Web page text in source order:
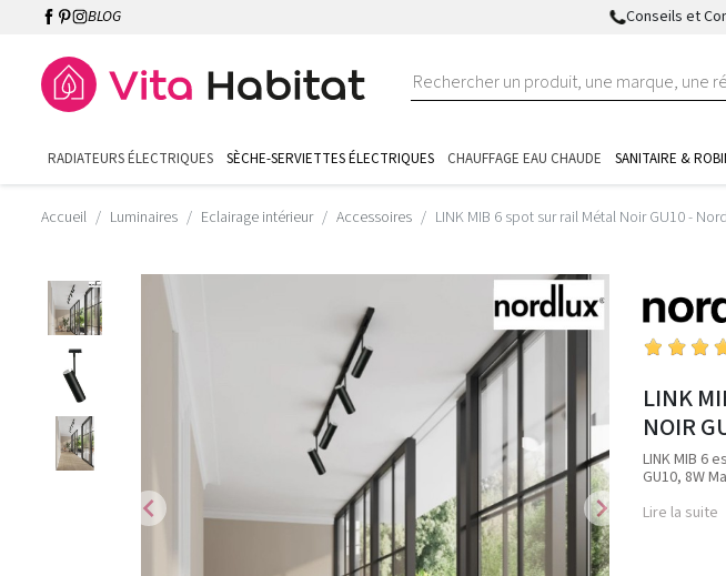
BLOG Conseils et
RADIATEURS ÉLECTRIQUES SÈCHE-SERVIETTES ÉLECTRIQUES CHAUFFAGE EAU CHAUDE SANITAIRE &
Accueil Luminaires Eclairage intérieur Accessoires LINK MIB 6 spot sur rail Métal Noir GU10 -
chevron_left chevron_right
LINK
NOIR
LINK MIB 6
GU10, 8W
Lire la suite